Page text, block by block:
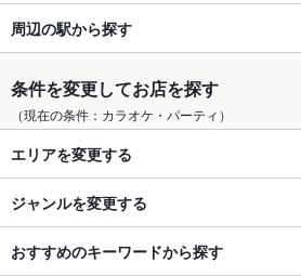
周辺の駅から探す
条件を変更してお店を探す
（現在の条件：カラオケ・パーティ）
エリアを変更する
ジャンルを変更する
おすすめのキーワードから探す